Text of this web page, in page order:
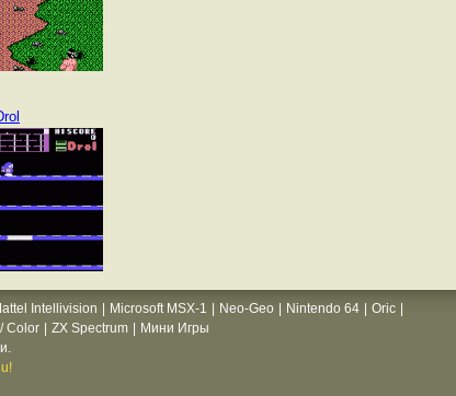
Intellivision Microsoft MSX-1 Neo-Geo Nintendo 64 Oric
Color ZX Spectrum
Мини Игры